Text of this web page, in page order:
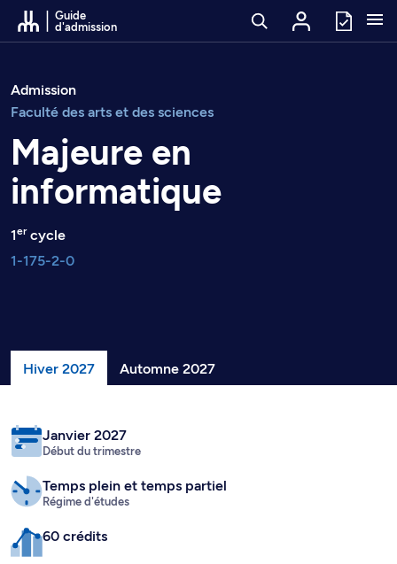
Passer au contenu
Guide
d'admission
Admission
Faculté des arts et des sciences
Majeure en
informatique
1ercycle
1-175-2-0
Hiver 2027 Automne 2027
Janvier 2027
Début du trimestre
Temps plein et temps partiel
Régime d'études
60 crédits